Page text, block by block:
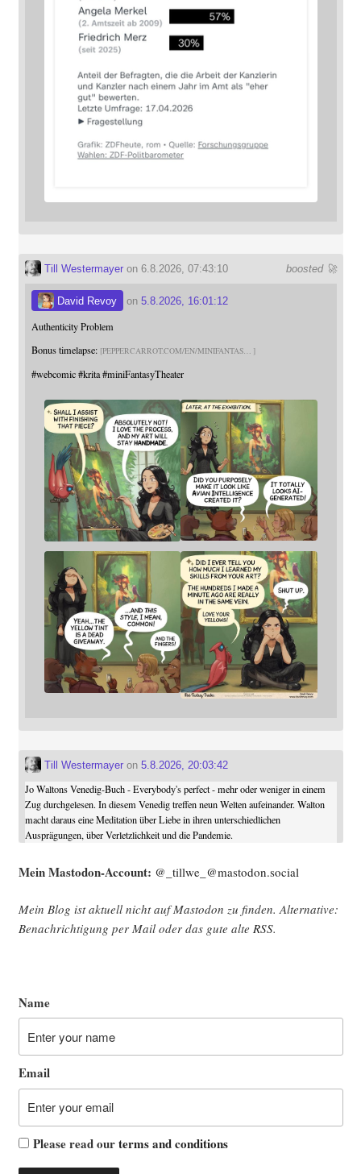
boosted 🚀
Till Westermayeron 6.8.2026, 07:43:10
David Revoy on 5.8.2026, 16:01:12
Authenticity Problem
Bonus timelapse: PEPPERCARROT.COM/EN/MINIFANTAS
#webcomic #krita #miniFantasyTheater
Till Westermayeron 5.8.2026, 20:03:42
Jo Waltons Venedig-Buch - Everybody's perfect - mehr oder weniger in einem
Zug durchgelesen. In diesem Venedig treffen neun Welten aufeinander. Walton
macht daraus eine Meditation über Liebe in ihren unterschiedlichen
Ausprägungen, über Verletzlichkeit und die Pandemie.
Mein Mast­o­don-Account: @_tillwe_@mastodon.social
Mein Blog ist aktu­ell nicht auf Mast­o­don zu fin­den. Alter­na­ti­ve:
Benach­rich­ti­gung per Mail oder das gute alte RSS.
Name
Email
Please read ourterms and conditions